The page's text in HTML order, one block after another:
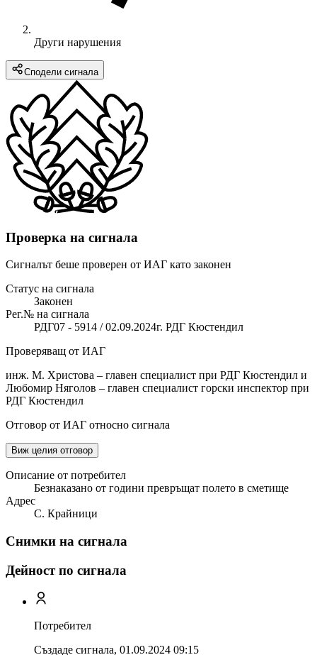
Други нарушения
Сподели сигнала
Проверка на сигнала
Сигналът беше проверен от ИАГ като законен
Статус на сигнала
Законен
Рег.№ на сигнала
РДГ07 - 5914 / 02.09.2024г. РДГ Кюстендил
Проверяващ от ИАГ
инж. М. Христова – главен специалист при РДГ Кюстендил и
Любомир Няголов – главен специалист горски инспектор при
РДГ Кюстендил
Отговор от ИАГ относно сигнала
Виж целия отговор
Описание от потребител
Безнаказано от години превръщат полето в сметище
Адрес
С. Крайници
Снимки на сигнала
Дейност по сигнала
Потребител
Създаде сигнала, 01.09.2024 09:15